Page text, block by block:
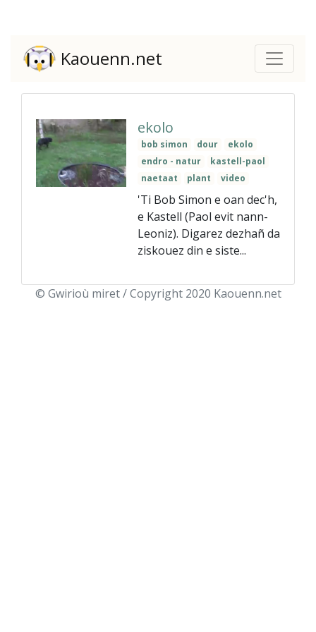
Kaouenn.net
ekolo
bob simon dour
ekolo
endro - natur
kastell-paol
naetaat
plant video
'Ti Bob Simon e oan dec'h,
e Kastell (Paol evit nann-
Leoniz). Digarez dezhañ da
ziskouez din e siste...
© Gwirioù miret / Copyright 2020 Kaouenn.net